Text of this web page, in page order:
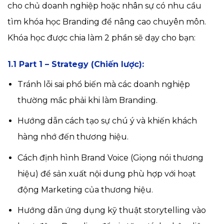
cho chủ doanh nghiệp hoặc nhân sự có nhu cầu
tìm khóa học Branding để nâng cao chuyên môn.
Khóa học được chia làm 2 phần sẽ dạy cho bạn:
1.1 Part 1 – Strategy (Chiến lược):
Tránh lỗi sai phổ biến mà các doanh nghiệp
thường mắc phải khi làm Branding.
Hướng dẫn cách tạo sự chú ý và khiến khách
hàng nhớ đến thương hiệu.
Cách định hình Brand Voice (Giọng nói thương
hiệu) để sản xuất nội dung phù hợp với hoạt
động Marketing của thương hiệu.
Hướng dẫn ứng dụng kỹ thuật storytelling vào